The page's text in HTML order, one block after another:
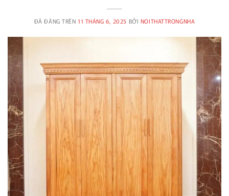
ĐÃ ĐĂNG TRÊN 11 THÁNG 6, 2025 BỞI NOITHATTRONGNHA